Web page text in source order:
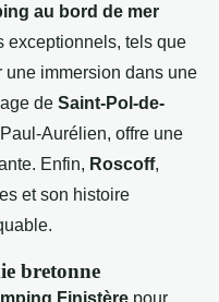
au bord de mer
exceptionnels, tels que
une immersion dans une
de Saint-Pol-de-
Aurélien, offre une
Enfin, Roscoff,
et son histoire
bretonne
Finistère pour